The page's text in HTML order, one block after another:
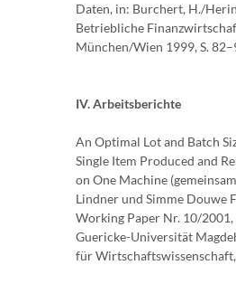
Daten, in: Burchert, H./
Betriebliche
München/Wien 1999, S.
IV. Arbeitsberichte
An Optimal Lot and Batch
Single Item Produced and
on One Machine
Lindner und Simme Douwe
Working Paper Nr. 10/
Guericke-Universität
für